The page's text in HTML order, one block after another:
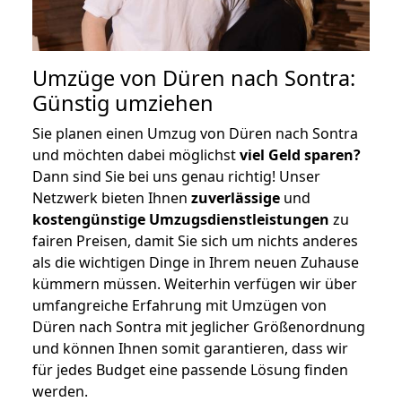
Umzüge von Düren nach Sontra:
Günstig umziehen
Sie planen einen Umzug von Düren nach Sontra
und möchten dabei möglichstviel Geld sparen?
Dann sind Sie bei uns genau richtig! Unser
Netzwerk bieten Ihnen zuverlässige und
kostengünstige Umzugsdienstleistungen zu
fairen Preisen, damit Sie sich um nichts anderes
als die wichtigen Dinge in Ihrem neuen Zuhause
kümmern müssen. Weiterhin verfügen wir über
umfangreiche Erfahrung mit Umzügen von
Düren nach Sontra mit jeglicher Größenordnung
und können Ihnen somit garantieren, dass wir
für jedes Budget eine passende Lösung finden
werden.